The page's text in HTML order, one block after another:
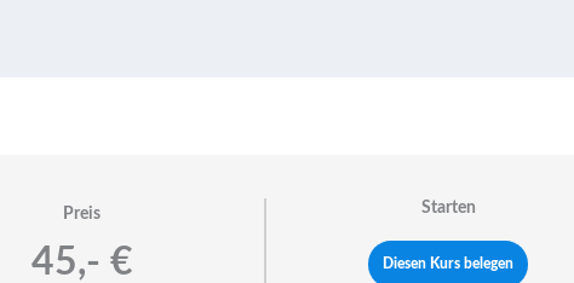
Preis
45,- €
Starten
Diesen Kurs belegen